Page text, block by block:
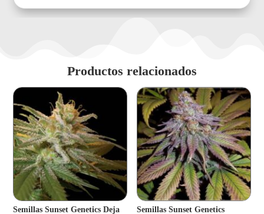
Productos relacionados
Semillas Sunset Genetics Deja
Semillas Sunset Genetics